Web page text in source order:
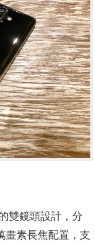
雙鏡頭設計，分
畫素長焦配置，支